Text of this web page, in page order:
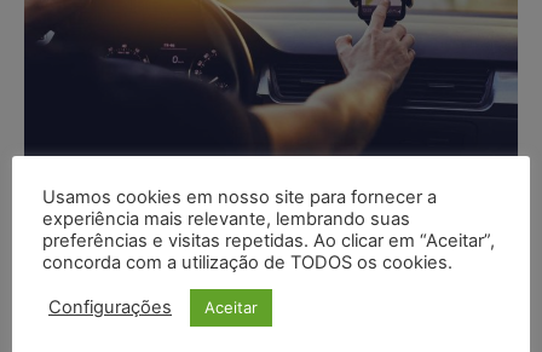
Irmãos são condenados a
indenizar motorista por
aplicativo após ofensas em rede
social
Usamos cookies em nosso site para fornecer a
experiência mais relevante, lembrando suas
preferências e visitas repetidas. Ao clicar em “Aceitar”,
concorda com a utilização de TODOS os cookies.
Configurações Aceitar